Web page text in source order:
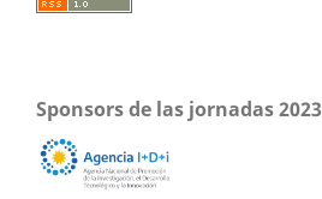
Sponsors de las jornadas 2023